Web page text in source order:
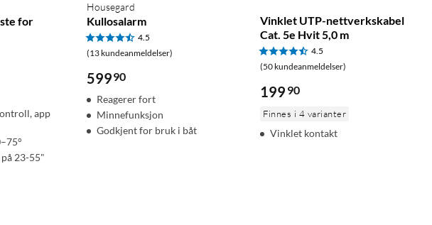
for
app
23-55"
Housegard
Kullosalarm
4.5
(13 kundeanmeldelser)
59990
Reagerer fort
Minnefunksjon
Godkjent for bruk i båt
Vinklet UTP-nettverkskabel
Cat. 5e Hvit 5,0 m
4.5
(50 kundeanmeldelser)
199 90
Finnes i 4 varianter
Vinklet kontakt